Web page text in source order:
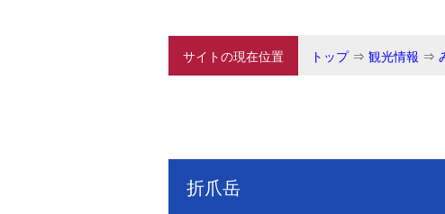
サイトの現在位置 トップ⇒ 観光情報 ⇒
折爪岳